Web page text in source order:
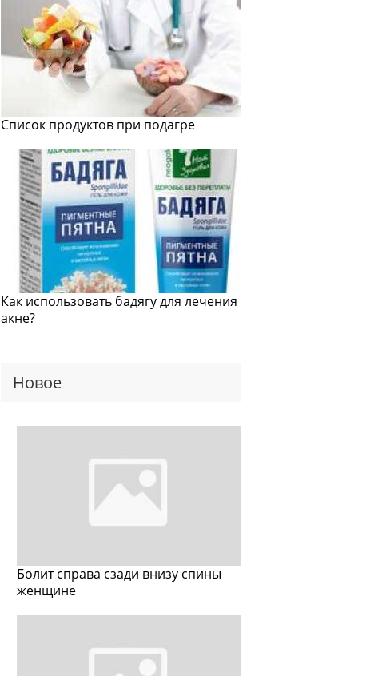
Список продуктов при подагре
Как использовать бадягу для лечения
акне?
Новое
Болит справа сзади внизу спины
женщине